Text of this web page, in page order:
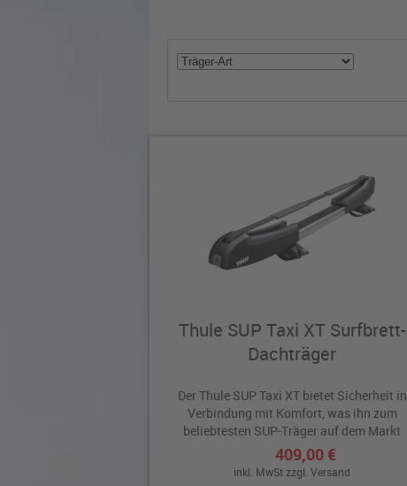
Thule SUP Taxi XT Surfbrett-
Dachträger
Der Thule SUP Taxi XT bietet Sicherheit in
Verbindung mit Komfort, was ihn zum
beliebtesten SUP-Träger auf dem Markt
macht....
409,00 €
inkl. MwSt zzgl.Versand